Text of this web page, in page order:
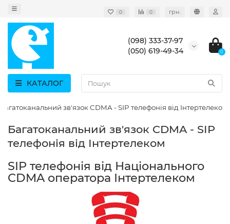
0 0 грн.
(098) 333-37-97
(050) 619-49-34
0
КАТАЛОГ
Багатоканальний зв'язок CDMA - SIP телефонія від Інтертелеком
Багатоканальний зв'язок CDMA - SIP
телефонія від Інтертелеком
SIP телефонія від Національного
CDMA оператора Інтертелеком